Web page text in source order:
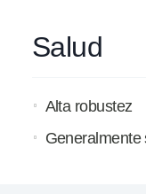
Salud
Alta robustez
Generalmente